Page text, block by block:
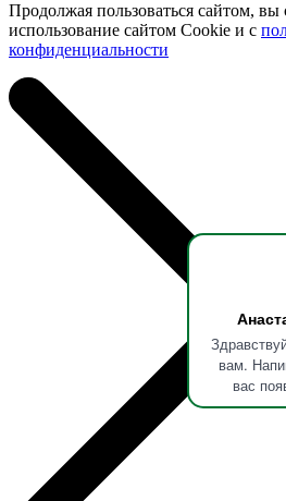
вам.
вас
Продолжая пользоваться сайтом, вы
использование сайтом Cookie и с
конфиденциальности